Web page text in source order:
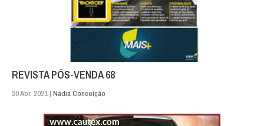
REVISTA PÓS-VENDA 68
30 Abr. 2021 | Nádia Conceição